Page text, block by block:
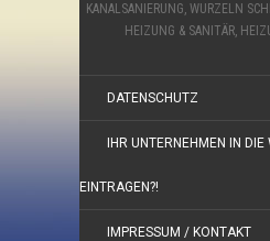
KANALSANIERUNG, WURZELN
HEIZUNG & SANITÄR,
DATENSCHUTZ
IHR UNTERNEHMEN IN DIE
INTRAGEN?!
IMPRESSUM / KONTAKT